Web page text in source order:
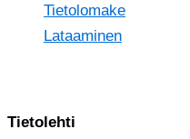
Tietolomake
Lataaminen
Tietolehti